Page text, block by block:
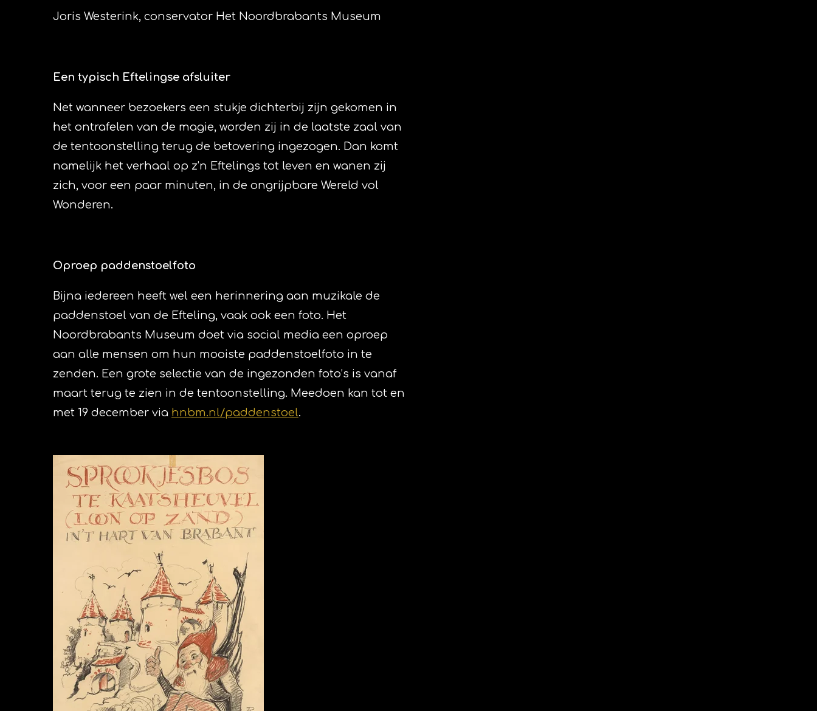
Joris Westerink, conservator Het Noordbrabants Museum
Een typisch Eftelingse afsluiter
Net wanneer bezoekers een stukje dichterbij zijn gekomen in
het ontrafelen van de magie, worden zij in de laatste zaal van
de tentoonstelling terug de betovering ingezogen. Dan komt
namelijk het verhaal op z’n Eftelings tot leven en wanen zij
zich, voor een paar minuten, in de ongrijpbare Wereld vol
Wonderen.
Oproep paddenstoelfoto
Bijna iedereen heeft wel een herinnering aan muzikale de
paddenstoel van de Efteling, vaak ook een foto. Het
Noordbrabants Museum doet via social media een oproep
aan alle mensen om hun mooiste paddenstoelfoto in te
zenden. Een grote selectie van de ingezonden foto’s is vanaf
maart terug te zien in de tentoonstelling. Meedoen kan tot en
met 19 december via hnbm.nl/paddenstoel.